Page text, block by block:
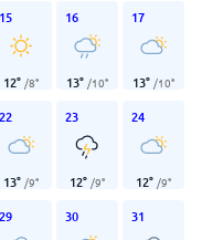
15
12° /8°
16
13° /10°
17
13° /10°
22
13° /9°
23
12° /9°
24
12° /9°
29 30 31